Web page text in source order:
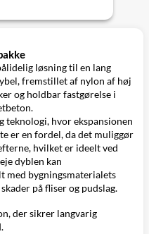
løsning til en lang
fremstillet af nylon af høj
og holdbar fastgørelse i
hvor ekspansionen
er en fordel, da det muliggør
hvilket er ideelt ved
dyblen kan
med bygningsmaterialets
på fliser og pudslag.
der sikrer langvarig